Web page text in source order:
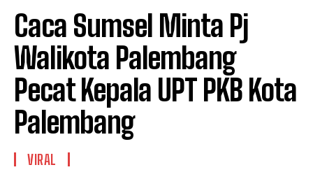
Caca Sumsel Minta Pj
Walikota Palembang
Pecat Kepala UPT PKB Kota
Palembang
VIRAL